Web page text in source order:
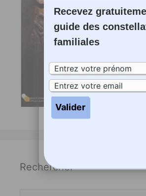
Rechercher
Recevez
guide des
familiales